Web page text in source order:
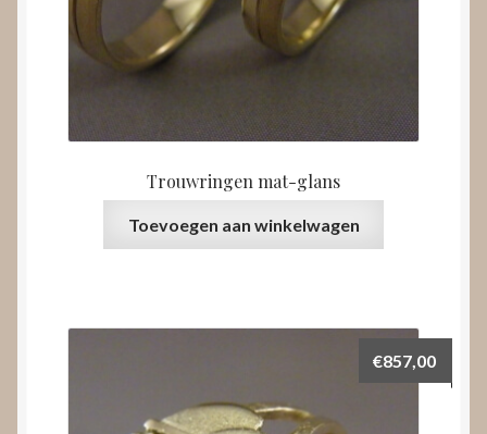
Trouwringen mat-glans
Toevoegen aan winkelwagen
€857,00